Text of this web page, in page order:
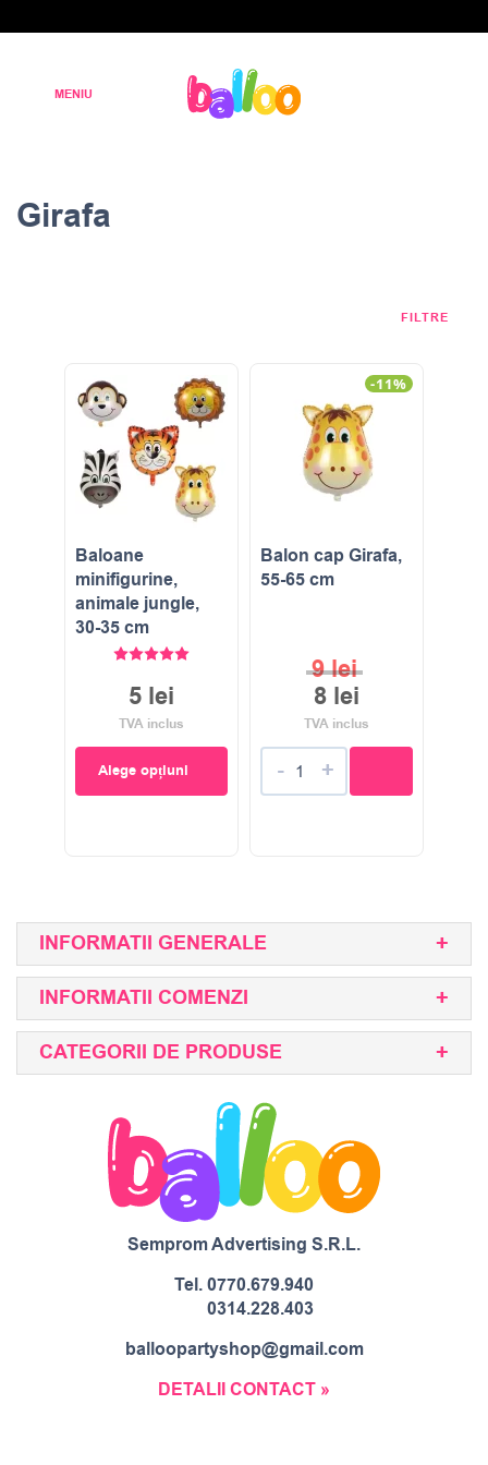
Girafa
FILTRE
Baloane
minifigurine,
animale jungle,
30-35 cm
5 lei
TVA inclus
Alege opțiuni
-11%
Balon cap Girafa,
55-65 cm
9lei
8 lei
TVA inclus
- +
INFORMATII GENERALE
INFORMATII COMENZI
CATEGORII DE PRODUSE
Semprom Advertising S.R.L.
Tel.0770.679.940
0314.228.403
balloopartyshop@gmail.com
DETALII CONTACT »